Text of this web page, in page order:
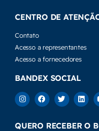
CENTRO DE
Contato
Acesso a representantes
Acesso a fornecedores
BANDEX SOCIAL
QUERO RECEBER O